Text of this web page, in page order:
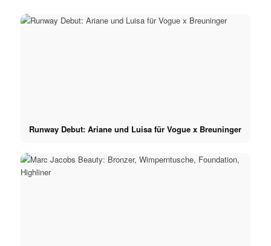
Runway Debut: Ariane und Luisa für Vogue x Breuninger